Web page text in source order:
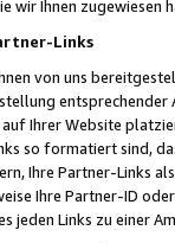
wir Ihnen zugewiesen
Links
von uns
Ihrer Website
so formatiert sind,
Ihre Partner-Links
Ihre Partner-ID
jeden Links zu einer